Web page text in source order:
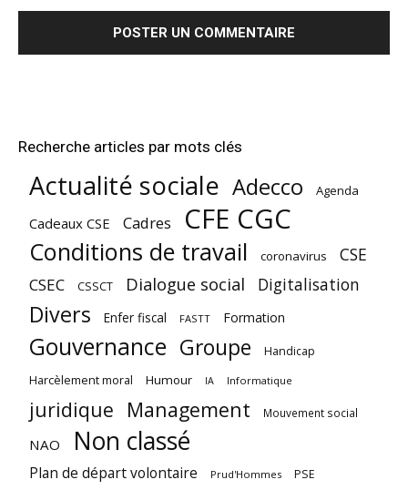
Recherche articles par mots clés
Actualité sociale Adecco Agenda
Cadeaux CSE Cadres CFE CGC
Conditions de travail coronavirus CSE
CSEC CSSCT Dialogue social Digitalisation
Divers Enfer fiscal FASTT Formation
Gouvernance Groupe Handicap
Harcèlement moral Humour IA Informatique
juridique Management Mouvement social
NAO Non classé
Plan de départ volontaire Prud'Hommes PSE